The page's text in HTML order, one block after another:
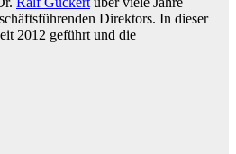
Direktors. In dieser
2012 geführt und die